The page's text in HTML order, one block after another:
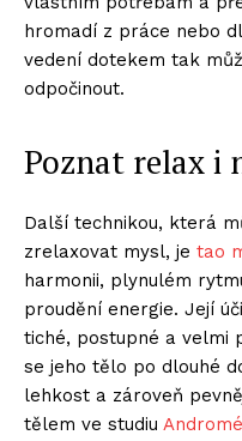
hromadí z práce nebo
vedení dotekem tak
odpočinout.
Poznat relax i
Další technikou, která
zrelaxovat mysl, je tao
harmonii, plynulém
proudění energie. Její
tiché, postupné a velmi
se jeho tělo po dlouhé
lehkost a zároveň
tělem ve studiu